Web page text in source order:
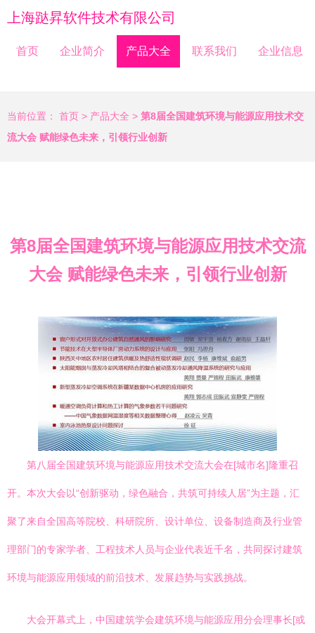
上海跶昇软件技术有限公司
首页 企业简介 产品大全 联系我们 企业信息
当前位置： 首页 > 产品大全 > 第8届全国建筑环境与能源应用技术交
流大会 赋能绿色未来，引领行业创新
第8届全国建筑环境与能源应用技术交流
大会 赋能绿色未来，引领行业创新
第八届全国建筑环境与能源应用技术交流大会在[城市名]隆重召
开。本次大会以“创新驱动，绿色融合，共筑可持续人居”为主题，汇
聚了来自全国高等院校、科研院所、设计单位、设备制造商及行业管
理部门的专家学者、工程技术人员与企业代表近千名，共同探讨建筑
环境与能源应用领域的前沿技术、发展趋势与实践挑战。
大会开幕式上，中国建筑学会建筑环境与能源应用分会理事长[或